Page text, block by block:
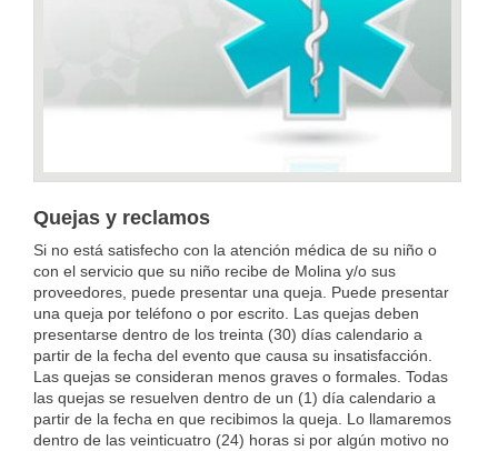
Quejas y reclamos
Si no está satisfecho con la atención médica de su niño o
con el servicio que su niño recibe de Molina y/o sus
proveedores, puede presentar una queja. Puede presentar
una queja por teléfono o por escrito. Las quejas deben
presentarse dentro de los treinta (30) días calendario a
partir de la fecha del evento que causa su insatisfacción.
Las quejas se consideran menos graves o formales. Todas
las quejas se resuelven dentro de un (1) día calendario a
partir de la fecha en que recibimos la queja. Lo llamaremos
dentro de las veinticuatro (24) horas si por algún motivo no